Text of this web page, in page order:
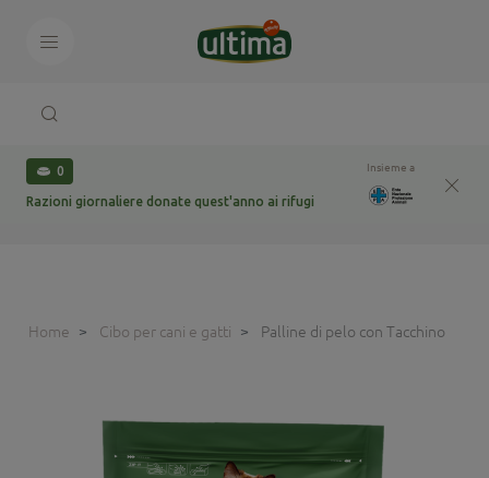
0
Razioni giornaliere donate quest'anno ai rifugi
Insieme a
Home Cibo per cani e gatti Palline di pelo con Tacchino